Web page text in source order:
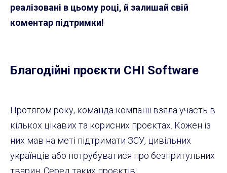
реалізовані в цьому році, й залишай свій
коментар підтримки!
Благодійні проєкти CHI Software
Протягом року, команда компанії взяла участь в
кількох цікавих та корисних проєктах. Кожен із
них мав на меті підтримати ЗСУ, цивільних
українців або потрубуватися про безпритульних
тварин. Серед таких проєктів: